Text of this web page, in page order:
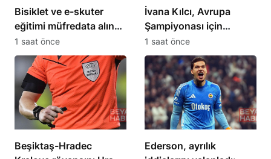
Bisiklet ve e-skuter
eğitimi müfredata alındı,
bisiklet camiası
destekledi
1 saat önce
İvana Kılcı, Avrupa
Şampiyonası için
hazırlıklarını sürdürüyor
1 saat önce
Beşiktaş-Hradec
Ederson, ayrılık